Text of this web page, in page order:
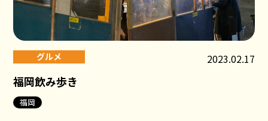
グルメ 2023.02.17
福岡飲み歩き
福岡